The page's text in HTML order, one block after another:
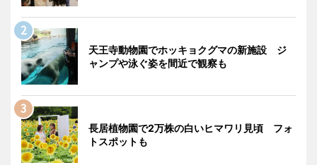
天王寺動物園でホッキョクグマの新施設 ジ
ャンプや泳ぐ姿を間近で観察も
長居植物園で2万株の白いヒマワリ見頃 フォ
トスポットも